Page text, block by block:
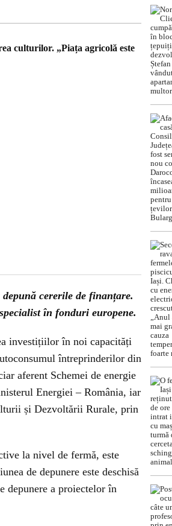
culturilor. „Piața agricolă este
cererile de finanțare.
în fonduri europene.
investițiilor în noi capacități
întreprinderilor din
aferent Schemei de energie
Energiei – România, iar
și Dezvoltării Rurale, prin
la nivel de fermă, este
de depunere este deschisă
depunere a proiectelor în